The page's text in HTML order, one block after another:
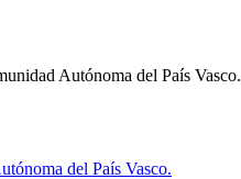
Autónoma del País Vasco.
del País Vasco.